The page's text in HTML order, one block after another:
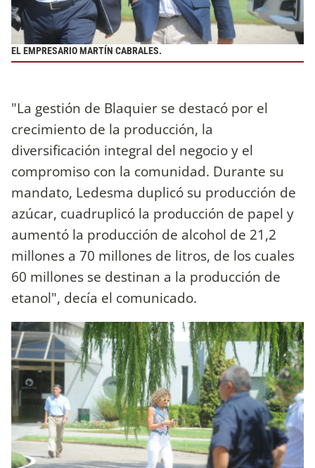
EL EMPRESARIO MARTÍN CABRALES.
"La gestión de Blaquier se destacó por el
crecimiento de la producción, la
diversificación integral del negocio y el
compromiso con la comunidad. Durante su
mandato, Ledesma duplicó su producción de
azúcar, cuadruplicó la producción de papel y
aumentó la producción de alcohol de 21,2
millones a 70 millones de litros, de los cuales
60 millones se destinan a la producción de
etanol", decía el comunicado.